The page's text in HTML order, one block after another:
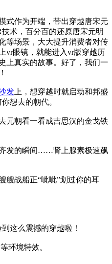
式作为开端，带出穿越唐宋元
术，百分百的还原唐宋元明
等场景，大大提升消费者对传
vr眼镜，就能进入vr版穿越历
上真实的故事。好了，我们一
发 上，想穿越时就启动和邦盛
想去的朝代。
元朝看一看成吉思汉的金戈铁
发的瞬间……肾上腺素极速飙
艘战船正“呲呲”划过你的耳
这么震撼的穿越啦！
环境特效。